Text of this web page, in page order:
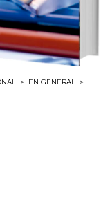
> EN GENERAL
>